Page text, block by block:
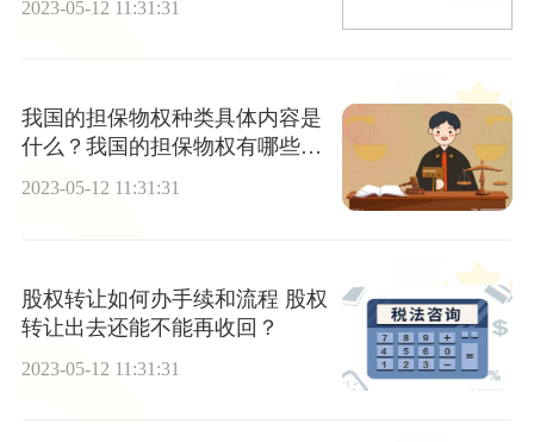
2023-05-12 11:31:31
我国的担保物权种类具体内容是
什么？我国的担保物权有哪些种
类？
2023-05-12 11:31:31
股权转让如何办手续和流程 股权
转让出去还能不能再收回？
2023-05-12 11:31:31